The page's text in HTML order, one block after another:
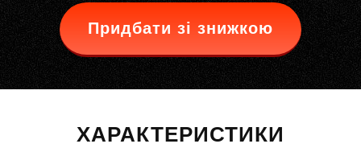
Придбати зі знижкою
ХАРАКТЕРИСТИКИ